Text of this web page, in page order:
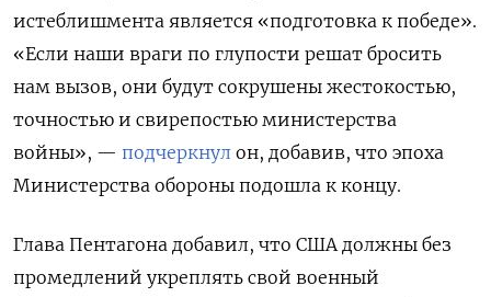
истеблишмента является «подготовка к победе».
«Если наши враги по глупости решат бросить
нам вызов, они будут сокрушены жестокостью,
точностью и свирепостью министерства
войны», — подчеркнул он, добавив, что эпоха
Министерства обороны подошла к концу.
Глава Пентагона добавил, что США должны без
промедлений укреплять свой военный